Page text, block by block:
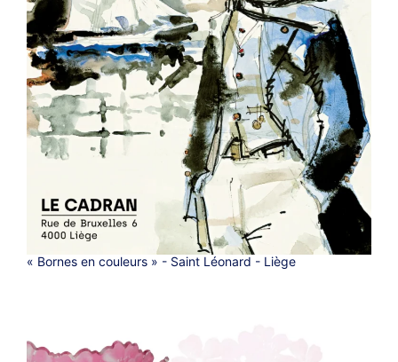
« Bornes en couleurs » - Saint Léonard - Liège